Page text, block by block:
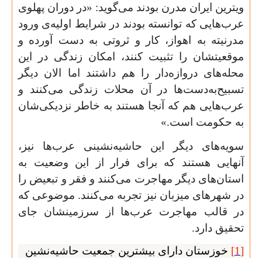
ویترین ایران مدرن بودند می‌گوید: «در دوران پهلوی
عرب‌هایی که توانسته بودند در شرایط اولیه‌ی ورود
مدرنیته به اهواز، کار و ثروتی به دست آورده و
موقعیتشان را تثبیت کنند، امکان زندگی در این
محله‌های دروازه‌دار را هم داشتند اما الان دیگر
تسبیح‌به‌دست‌ها در آن محلات زندگی می‌کنند و
عرب‌هایی هم که آنجا هستند به خاطر نزدیکی‌شان
به حکومت است.»
سویه‌ها‌ی دیگر این حاشیه‌نشینی عرب‌ها نیز،
آنهایی هستند که برای فرار از این وضعیت به
استان‌های دیگر مهاجرت می‌کنند و فقر و تبعیض‌ را
در شهرهای میزبان نیز تجربه می‌کنند. موضوعی که
در قالب مهاجرت عرب‌ها از سرزمینشان جای
تحقیق دارد.
[
1
] خوزستان دارای بیشترین جمعیت حاشیه‌نشین